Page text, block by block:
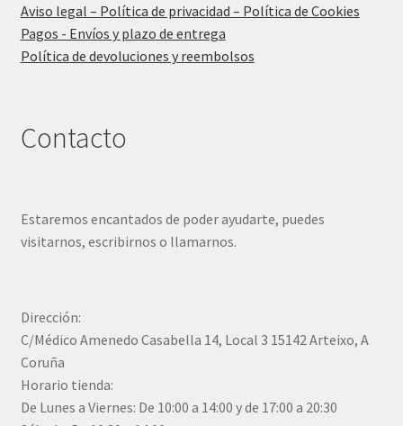
Aviso legal – Política de privacidad – Política de Cookies
Pagos - Envíos y plazo de entrega
Política de devoluciones y reembolsos
Contacto
Estaremos encantados de poder ayudarte, puedes
visitarnos, escribirnos o llamarnos.
Dirección:
C/Médico Amenedo Casabella 14, Local 3 15142 Arteixo, A
Coruña
Horario tienda:
De Lunes a Viernes: De 10:00 a 14:00 y de 17:00 a 20:30